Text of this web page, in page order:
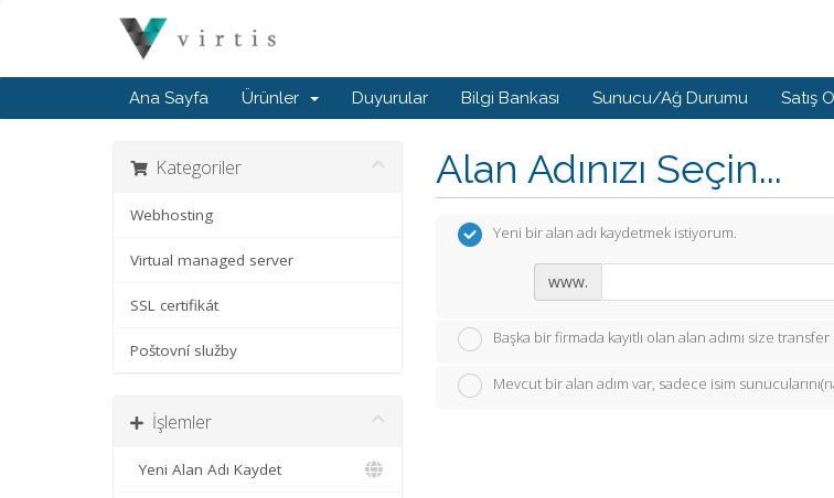
Ana Sayfa Ürünler Duyurular Bilgi Bankası Sunucu/Ağ Durumu Satış
Kategoriler
Webhosting
Virtual managed server
SSL certifikát
Poštovní služby
İşlemler
Yeni Alan Adı Kaydet
Alan Adınızı Seçin...
Yeni bir alan adı kaydetmek istiyorum.
www.
Başka bir firmada kayıtlı olan alan adımı size
Mevcut bir alan adım var, sadece isim